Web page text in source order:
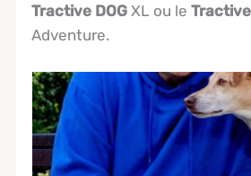
Tractive DOG XL ou leTractive
Adventure.